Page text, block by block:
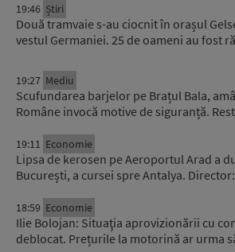
19:46 Știri
Două tramvaie s-au ciocnit în orașul
vestul Germaniei. 25 de oameni au fost
19:27 Mediu
Scufundarea barjelor pe Brațul Bala,
Române invocă motive de siguranță.
19:11 Economie
Lipsa de kerosen pe Aeroportul Arad a
București, a cursei spre Antalya.
18:59 Economie
Ilie Bolojan: Situaţia aprovizionării cu
deblocat. Prețurile la motorină ar urma